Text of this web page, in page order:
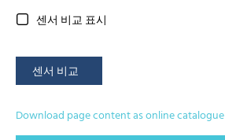
센서 비교 표시
센서 비교
Download page content as online catalogue